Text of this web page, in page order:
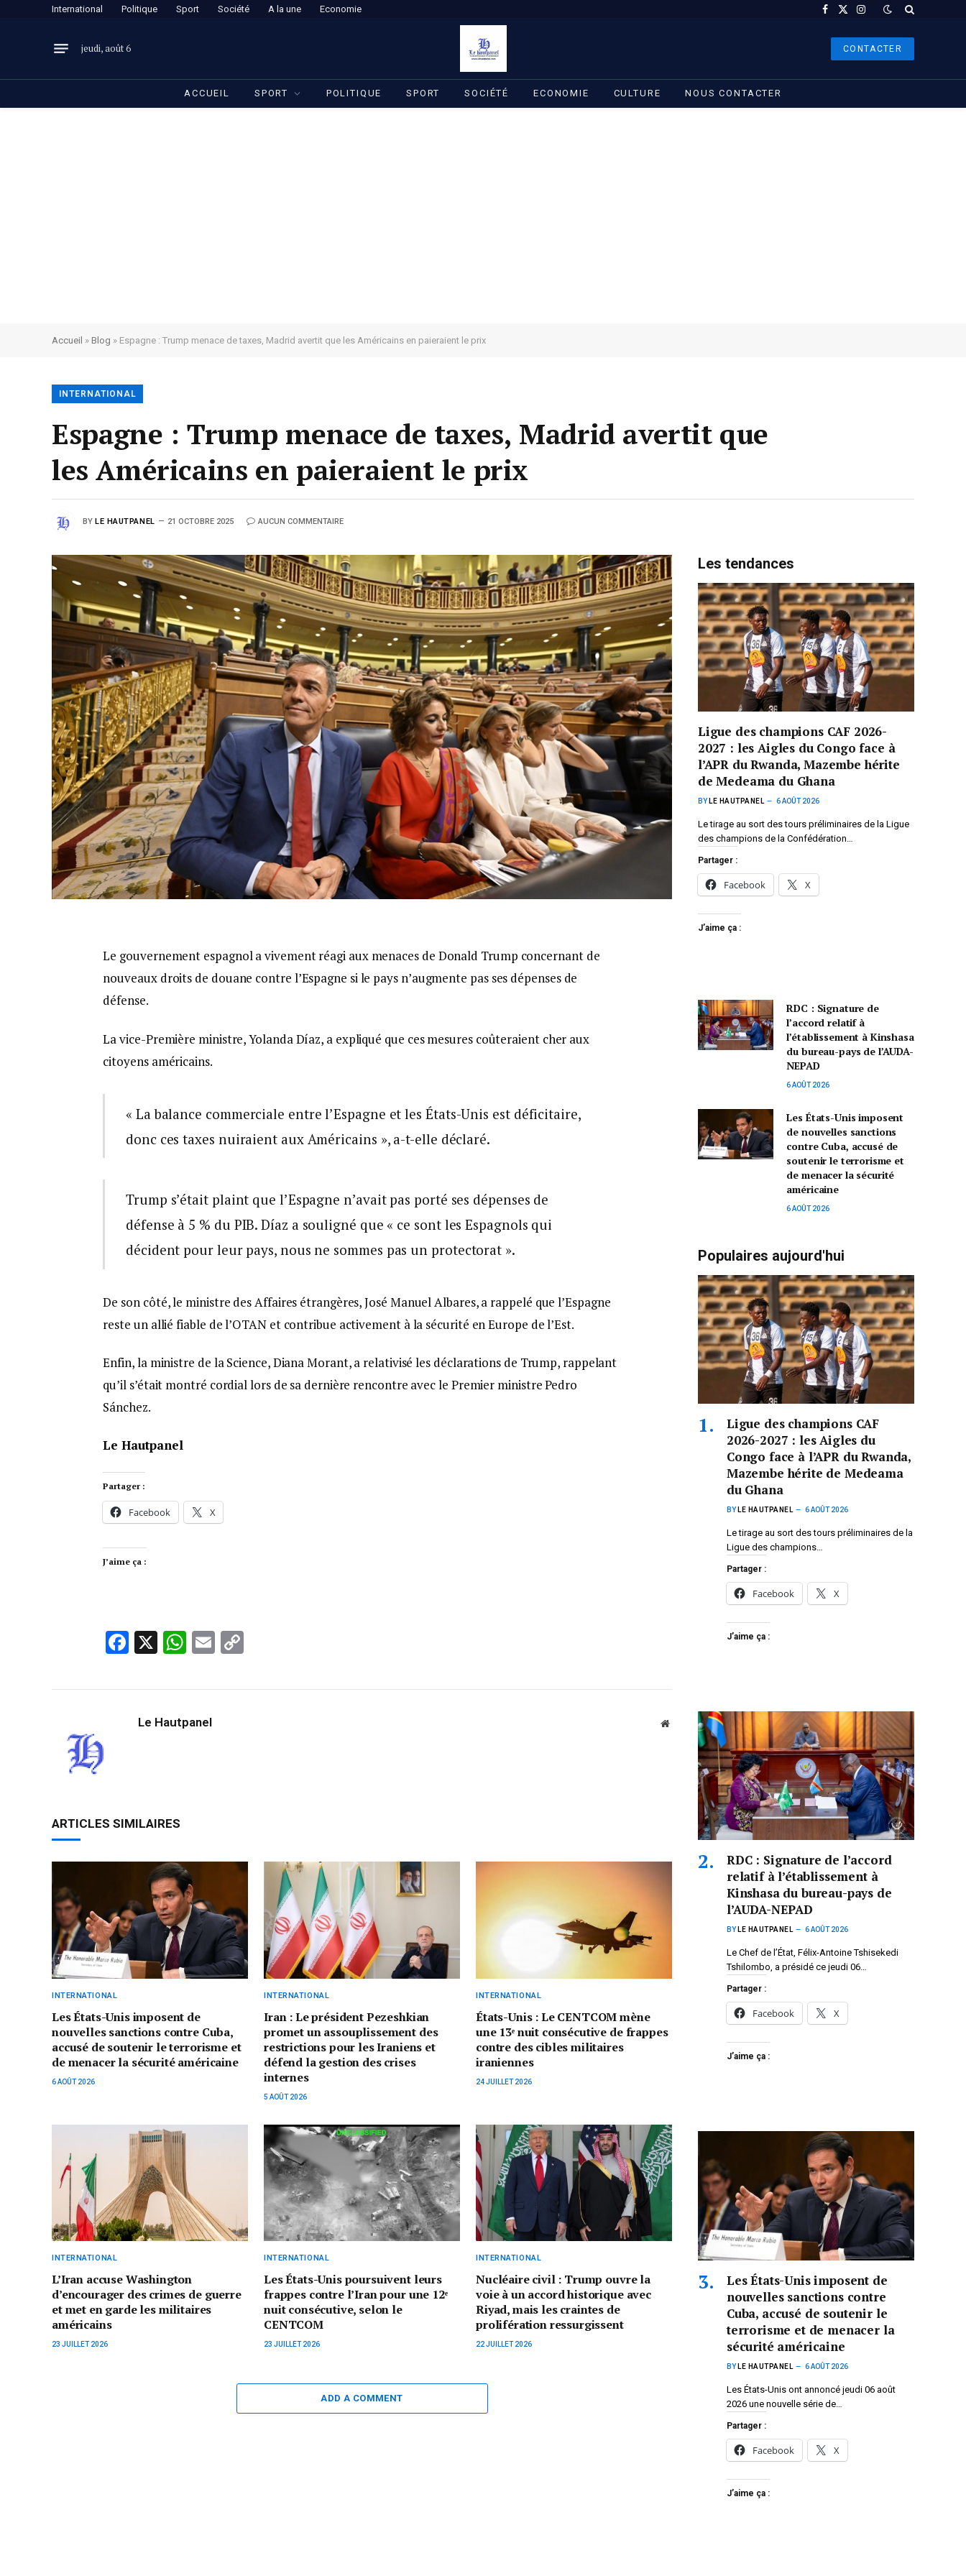
International Politique Sport Société A la une Economie Facebook
X
Instagram
jeudi, août 6 CONTACTER
ACCUEIL SPORT POLITIQUE SPORT SOCIÉTÉ ECONOMIE CULTURE NOUS CONTACTER
Accueil » Blog » Espagne : Trump menace de taxes, Madrid avertit que les Américains en paieraient le prix
INTERNATIONAL
Espagne : Trump menace de taxes, Madrid avertit que
les Américains en paieraient le prix
BY LE HAUTPANEL 21 OCTOBRE 2025 AUCUN COMMENTAIRE
Le gouvernement espagnol a vivement réagi aux menaces de Donald Trump concernant de
nouveaux droits de douane contre l’Espagne si le pays n’augmente pas ses dépenses de
défense.
La vice-Première ministre, Yolanda Díaz, a expliqué que ces mesures coûteraient cher aux
citoyens américains.
« La balance commerciale entre l’Espagne et les États-Unis est déficitaire,
donc ces taxes nuiraient aux Américains », a-t-elle déclaré.
Trump s’était plaint que l’Espagne n’avait pas porté ses dépenses de
défense à 5 % du PIB. Díaz a souligné que « ce sont les Espagnols qui
décident pour leur pays, nous ne sommes pas un protectorat ».
De son côté, le ministre des Affaires étrangères, José Manuel Albares, a rappelé que l’Espagne
reste un allié fiable de l’OTAN et contribue activement à la sécurité en Europe de l’Est.
Enfin, la ministre de la Science, Diana Morant, a relativisé les déclarations de Trump, rappelant
qu’il s’était montré cordial lors de sa dernière rencontre avec le Premier ministre Pedro
Sánchez.
Le Hautpanel
Partager :
Facebook X
J’aime ça :
Facebook
X WhatsApp
Email
Le Hautpanel Website
ARTICLES SIMILAIRES
INTERNATIONAL
Les États-Unis imposent de
nouvelles sanctions contre Cuba,
accusé de soutenir le terrorisme et
de menacer la sécurité américaine
6 AOÛT 2026
INTERNATIONAL
Iran : Le président Pezeshkian
promet un assouplissement des
restrictions pour les Iraniens et
défend la gestion des crises
internes
5 AOÛT 2026
INTERNATIONAL
États-Unis : Le CENTCOM mène
une 13ᵉ nuit consécutive de frappes
contre des cibles militaires
iraniennes
24 JUILLET 2026
INTERNATIONAL
L’Iran accuse Washington
d’encourager des crimes de guerre
et met en garde les militaires
américains
23 JUILLET 2026
INTERNATIONAL
Les États-Unis poursuivent leurs
frappes contre l’Iran pour une 12ᵉ
nuit consécutive, selon le
CENTCOM
23 JUILLET 2026
INTERNATIONAL
Nucléaire civil : Trump ouvre la
voie à un accord historique avec
Riyad, mais les craintes de
prolifération ressurgissent
22 JUILLET 2026
ADD A COMMENT
Les tendances
Ligue des champions CAF 2026-
2027 : les Aigles du Congo face à
l’APR du Rwanda, Mazembe hérite
de Medeama du Ghana
BY LE HAUTPANEL 6 AOÛT 2026
Le tirage au sort des tours préliminaires de la Ligue
des champions de la Confédération…
Partager :
Facebook X
J’aime ça :
RDC : Signature de
l’accord relatif à
l’établissement à Kinshasa
du bureau-pays de l’AUDA-
NEPAD
6 AOÛT 2026
Les États-Unis imposent
de nouvelles sanctions
contre Cuba, accusé de
soutenir le terrorisme et
de menacer la sécurité
américaine
6 AOÛT 2026
Populaires aujourd'hui
Ligue des champions CAF
2026-2027 : les Aigles du
Congo face à l’APR du Rwanda,
Mazembe hérite de Medeama
du Ghana
BY LE HAUTPANEL 6 AOÛT 2026
Le tirage au sort des tours préliminaires de la
Ligue des champions…
Partager :
Facebook X
J’aime ça :
RDC : Signature de l’accord
relatif à l’établissement à
Kinshasa du bureau-pays de
l’AUDA-NEPAD
BY LE HAUTPANEL 6 AOÛT 2026
Le Chef de l’État, Félix-Antoine Tshisekedi
Tshilombo, a présidé ce jeudi 06…
Partager :
Facebook X
J’aime ça :
Les États-Unis imposent de
nouvelles sanctions contre
Cuba, accusé de soutenir le
terrorisme et de menacer la
sécurité américaine
BY LE HAUTPANEL 6 AOÛT 2026
Les États-Unis ont annoncé jeudi 06 août
2026 une nouvelle série de…
Partager :
Facebook X
J’aime ça :